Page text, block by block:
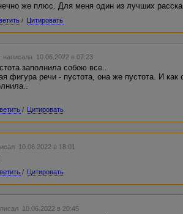
же плюс. Для меня один из лучших
/ Цитировать
написала 10.06.2022 в 07:23
заполнила собою все..
фигура речи - пустота, она же пустота. И
/ Цитировать
10.06.2022 в 18:01
/ Цитировать
10.06.2022 в 20:45